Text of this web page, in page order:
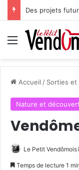
Des projets
Menu
Accueil / Sorties et
Nature et
Le Petit Vendômois
Temps de lecture 1